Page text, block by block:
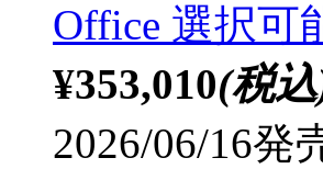
Office 選択可
¥353,010(税
2026/06/16発